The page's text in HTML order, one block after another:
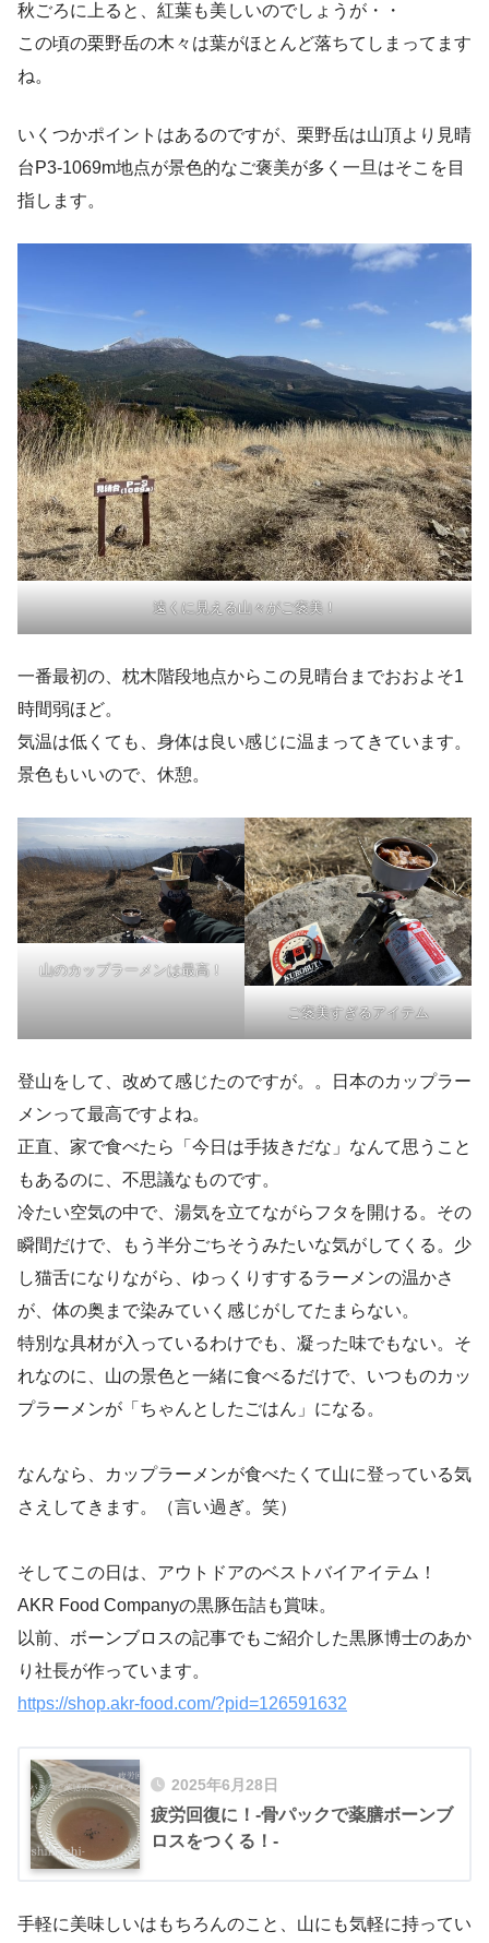
秋ごろに上ると、紅葉も美しいのでしょうが・・
この頃の栗野岳の木々は葉がほとんど落ちてしまってます
ね。
いくつかポイントはあるのですが、栗野岳は山頂より見晴
台P3-1069m地点が景色的なご褒美が多く一旦はそこを目
指します。
遠くに見える山々がご褒美！
一番最初の、枕木階段地点からこの見晴台までおおよそ1
時間弱ほど。
気温は低くても、身体は良い感じに温まってきています。
景色もいいので、休憩。
山のカップラーメンは最高！
ご褒美すぎるアイテム
登山をして、改めて感じたのですが。。日本のカップラー
メンって最高ですよね。
正直、家で食べたら「今日は手抜きだな」なんて思うこと
もあるのに、不思議なものです。
冷たい空気の中で、湯気を立てながらフタを開ける。その
瞬間だけで、もう半分ごちそうみたいな気がしてくる。少
し猫舌になりながら、ゆっくりすするラーメンの温かさ
が、体の奥まで染みていく感じがしてたまらない。
特別な具材が入っているわけでも、凝った味でもない。そ
れなのに、山の景色と一緒に食べるだけで、いつものカッ
プラーメンが「ちゃんとしたごはん」になる。
なんなら、カップラーメンが食べたくて山に登っている気
さえしてきます。（言い過ぎ。笑）
そしてこの日は、アウトドアのベストバイアイテム！
AKR Food Companyの黒豚缶詰も賞味。
以前、ボーンブロスの記事でもご紹介した黒豚博士のあか
り社長が作っています。
https://shop.akr-food.com/?pid=126591632
2025年6月28日
疲労回復に！-骨パックで薬膳ボーンブ
ロスをつくる！-
手軽に美味しいはもちろんのこと、山にも気軽に持ってい